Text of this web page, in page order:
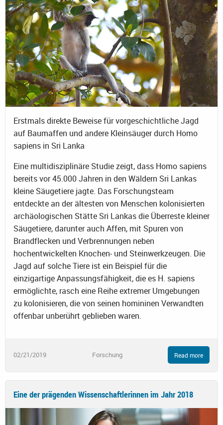
Erstmals direkte Beweise für vorgeschichtliche Jagd
auf Baumaffen und andere Kleinsäuger durch Homo
sapiens in Sri Lanka
Eine multidisziplinäre Studie zeigt, dass Homo sapiens
bereits vor 45.000 Jahren in den Wäldern Sri Lankas
kleine Säugetiere jagte. Das Forschungsteam
entdeckte an der ältesten von Menschen kolonisierten
archäologischen Stätte Sri Lankas die Überreste kleiner
Säugetiere, darunter auch Affen, mit Spuren von
Brandflecken und Verbrennungen neben
hochentwickelten Knochen- und Steinwerkzeugen. Die
Jagd auf solche Tiere ist ein Beispiel für die
einzigartige Anpassungsfähigkeit, die es H. sapiens
ermöglichte, rasch eine Reihe extremer Umgebungen
zu kolonisieren, die von seinen homininen Verwandten
offenbar unberührt geblieben waren.
02/21/2019 Forschung Read more
Eine der prägenden Wissenschaftlerinnen im Jahr 2018